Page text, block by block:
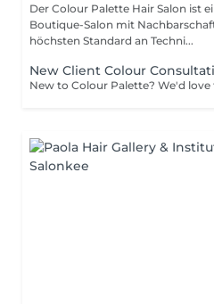
Der Colour Palette Hair Salon ist
Boutique-Salon mit
höchsten Standard an Techni...
New Client Colour